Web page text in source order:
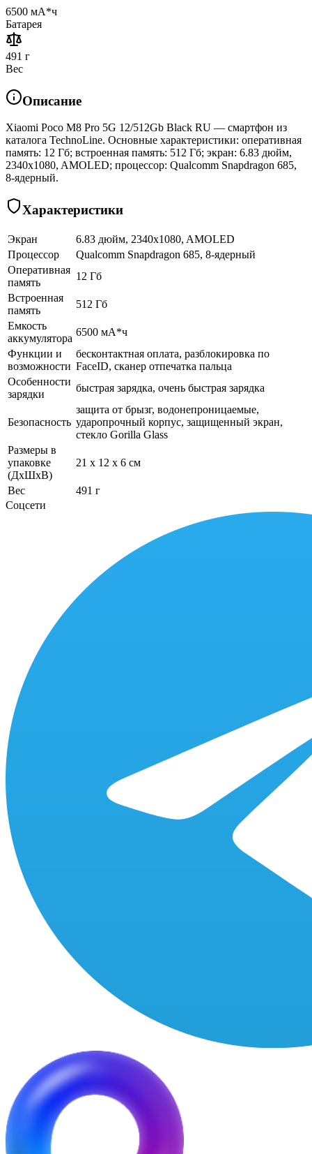
6500 мА*ч
Батарея
491 г
Вес
Описание
Xiaomi Poco M8 Pro 5G 12/512Gb Black RU — смартфон из
каталога TechnoLine. Основные характеристики: оперативная
память: 12 Гб; встроенная память: 512 Гб; экран: 6.83 дюйм,
2340x1080, AMOLED; процессор: Qualcomm Snapdragon 685,
8-ядерный.
Характеристики
Экран
6.83 дюйм, 2340x1080, AMOLED
Процессор
Qualcomm Snapdragon 685, 8-ядерный
Оперативная
память
12 Гб
Встроенная
память
512 Гб
Емкость
аккумулятора
6500 мА*ч
Функции и
возможности
бесконтактная оплата, разблокировка по
FaceID, сканер отпечатка пальца
Особенности
зарядки
быстрая зарядка, очень быстрая зарядка
Безопасность
защита от брызг, водонепроницаемые,
ударопрочный корпус, защищенный экран,
cтекло Gorilla Glass
Размеры в
упаковке
(ДхШхВ)
21 x 12 x 6 см
Вес
491 г
Соцсети